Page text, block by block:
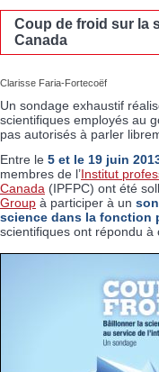
Coup de froid sur la
Canada
Clarisse Faria-Fortecoëf
Un sondage exhaustif
scientifiques employés au
pas autorisés à parler
Entre le 5 et le 19 juin
membres de l’Institut
Canada (IPFPC) ont été
Group à participer à un
science dans la fonction
scientifiques ont répondu à